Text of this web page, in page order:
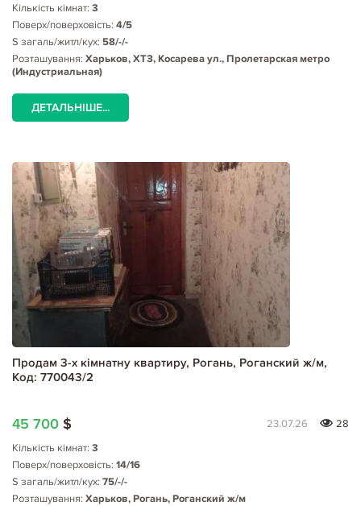
Кількість кімнат: 3
Поверх/поверховість: 4/5
S загаль/житл/кух: 58/-/-
Розташування: Харьков, ХТЗ, Косарева ул., Пролетарская метро
(Индустриальная)
ДЕТАЛЬНІШЕ...
Продам 3-х кімнатну квартиру, Рогань, Роганский ж/м,
Код: 770043/2
45 700 $ 23.07.26
28
Кількість кімнат: 3
Поверх/поверховість: 14/16
S загаль/житл/кух: 75/-/-
Розташування: Харьков, Рогань, Роганский ж/м